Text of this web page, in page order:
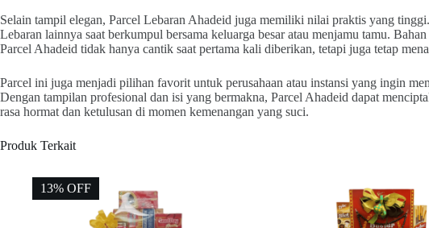
Selain tampil elegan, Parcel Lebaran Ahadeid juga memiliki nilai praktis yang
Lebaran lainnya saat berkumpul bersama keluarga besar atau menjamu tamu.
Parcel Ahadeid tidak hanya cantik saat pertama kali diberikan, tetapi juga tetap
Parcel ini juga menjadi pilihan favorit untuk perusahaan atau instansi yang ingin
Dengan tampilan profesional dan isi yang bermakna, Parcel Ahadeid dapat
rasa hormat dan ketulusan di momen kemenangan yang suci.
Produk Terkait
13% OFF